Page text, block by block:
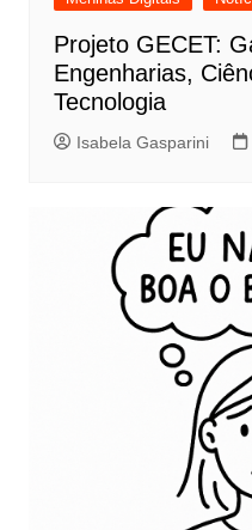
Projeto GECET:
Engenharias,
Tecnologia
Isabela Gasparini